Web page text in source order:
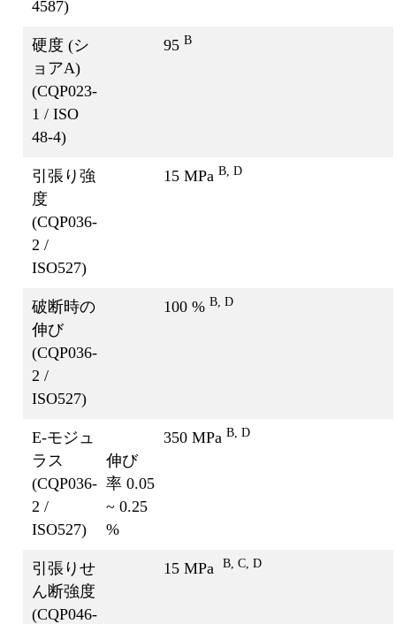
4587)
硬度 (シ
ョアA)
(CQP023-
1 / ISO
48-4)
95 B
引張り強
度
(CQP036-
2 /
ISO527)
15 MPa B, D
破断時の
伸び
(CQP036-
2 /
ISO527)
100 % B, D
E-モジュ
ラス
(CQP036-
2 /
ISO527)
伸び
率 0.05
~ 0.25
%
350 MPa B, D
引張りせ
ん断強度
(CQP046-
15 MPa B, C, D